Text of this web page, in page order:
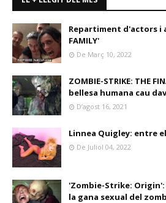
Repartiment d'actors i
FAMILY'
De Març 10, 2022
ZOMBIE-STRIKE: THE
bellesa humana cau
D’agost 16, 2021
Linnea Quigley: entre
De Juliol 04, 2022
'Zombie-Strike: Origin':
la gana sexual del